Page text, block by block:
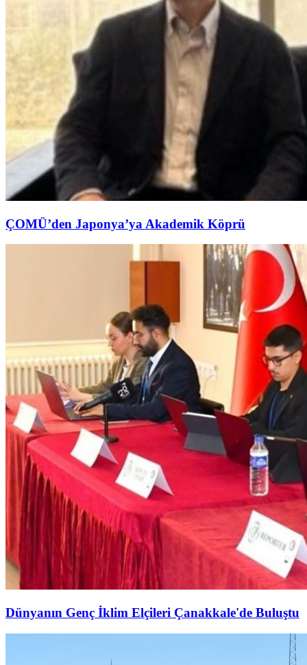
ÇOMÜ’den Japonya’ya Akademik Köprü
Dünyanın Genç İklim Elçileri Çanakkale'de Buluştu